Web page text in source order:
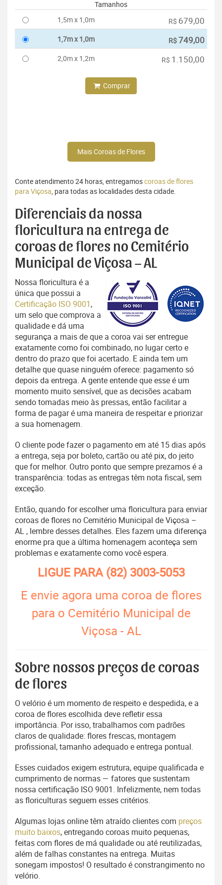
Tamanhos
1,5m x 1,0m
R$ 679,00
1,7m x 1,0m R$749,00
2,0m x 1,2m R$ 1.150,00
Comprar
Mais Coroas de Flores
Conte atendimento 24 horas, entregamoscoroas de flores
para Viçosa, para todas as localidades desta cidade.
Diferenciais da nossa
floricultura na entrega de
coroas de flores no Cemitério
Municipal de Viçosa – AL
Nossa floricultura é a
única que possui a
Certificação ISO 9001,
um selo que comprova a
qualidade e dá uma
segurança a mais de que a coroa vai ser entregue
exatamente como foi combinado, no lugar certo e
dentro do prazo que foi acertado. E ainda tem um
detalhe que quase ninguém oferece: pagamento só
depois da entrega. A gente entende que esse é um
momento muito sensível, que as decisões acabam
sendo tomadas meio às pressas, então facilitar a
forma de pagar é uma maneira de respeitar e priorizar
a sua homenagem.
O cliente pode fazer o pagamento em até 15 dias após
a entrega, seja por boleto, cartão ou até pix, do jeito
que for melhor. Outro ponto que sempre prezamos é a
transparência: todas as entregas têm nota fiscal, sem
exceção.
Então, quando for escolher uma floricultura para enviar
coroas de flores no Cemitério Municipal de Viçosa –
AL , lembre desses detalhes. Eles fazem uma diferença
enorme pra que a última homenagem aconteça sem
problemas e exatamente como você espera.
LIGUE PARA(82) 3003-5053
E envie agora uma coroa de flores
para o Cemitério Municipal de
Viçosa - AL
Sobre nossos preços de coroas
de flores
O velório é um momento de respeito e despedida, e a
coroa de flores escolhida deve refletir essa
importância. Por isso, trabalhamos com padrões
claros de qualidade: flores frescas, montagem
profissional, tamanho adequado e entrega pontual.
Esses cuidados exigem estrutura, equipe qualificada e
cumprimento de normas — fatores que sustentam
nossa certificação ISO 9001. Infelizmente, nem todas
as floriculturas seguem esses critérios.
Algumas lojas online têm atraído clientes com preços
muito baixos, entregando coroas muito pequenas,
feitas com flores de má qualidade ou até reutilizadas,
além de falhas constantes na entrega. Muitas
sonegam impostos! O resultado é constrangimento no
velório.